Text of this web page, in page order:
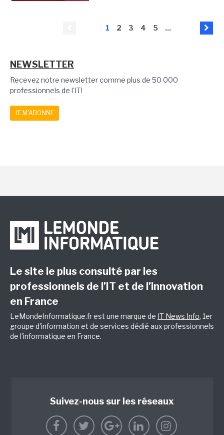
1 2 3 4 5 ...
NEWSLETTER
Recevez notre newsletter comme plus de 50 000
professionnels de l'IT!
JE M'ABONNE
Le site le plus consulté par les
professionnels de l’IT et de l’innovation
en France
LeMondeInformatique.fr est une marque de IT News Info, 1er
groupe d'information et de services dédié aux professionnels
de l'informatique en France.
Suivez-nous sur les réseaux